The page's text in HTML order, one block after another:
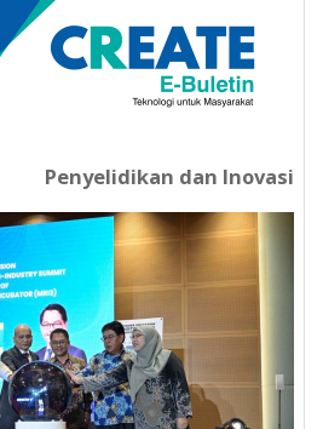
Penyelidikan dan Inovasi